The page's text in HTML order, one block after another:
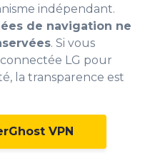
indépendant.
de navigation ne
. Si vous
LG pour
la transparence est
VPN